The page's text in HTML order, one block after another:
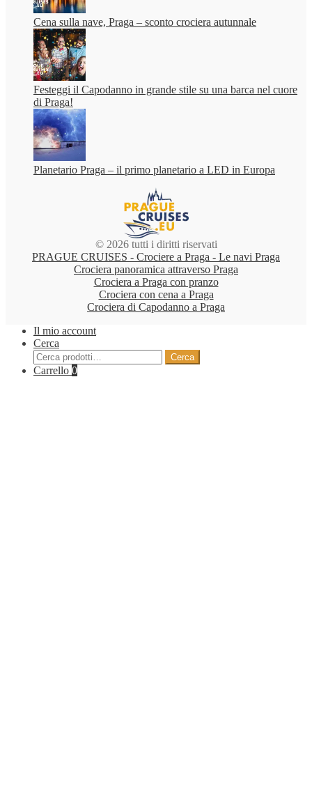
Cena sulla nave, Praga – sconto crociera autunnale
Festeggi il Capodanno in grande stile su una barca nel cuore
di Praga!
Planetario Praga – il primo planetario a LED in Europa
© 2026 tutti i diritti riservati
PRAGUE CRUISES - Crociere a Praga - Le navi Praga
Crociera panoramica attraverso Praga
Crociera a Praga con pranzo
Crociera con cena a Praga
Crociera di Capodanno a Praga
Il mio account
Cerca
Cerca:
Cerca
Carrello 0